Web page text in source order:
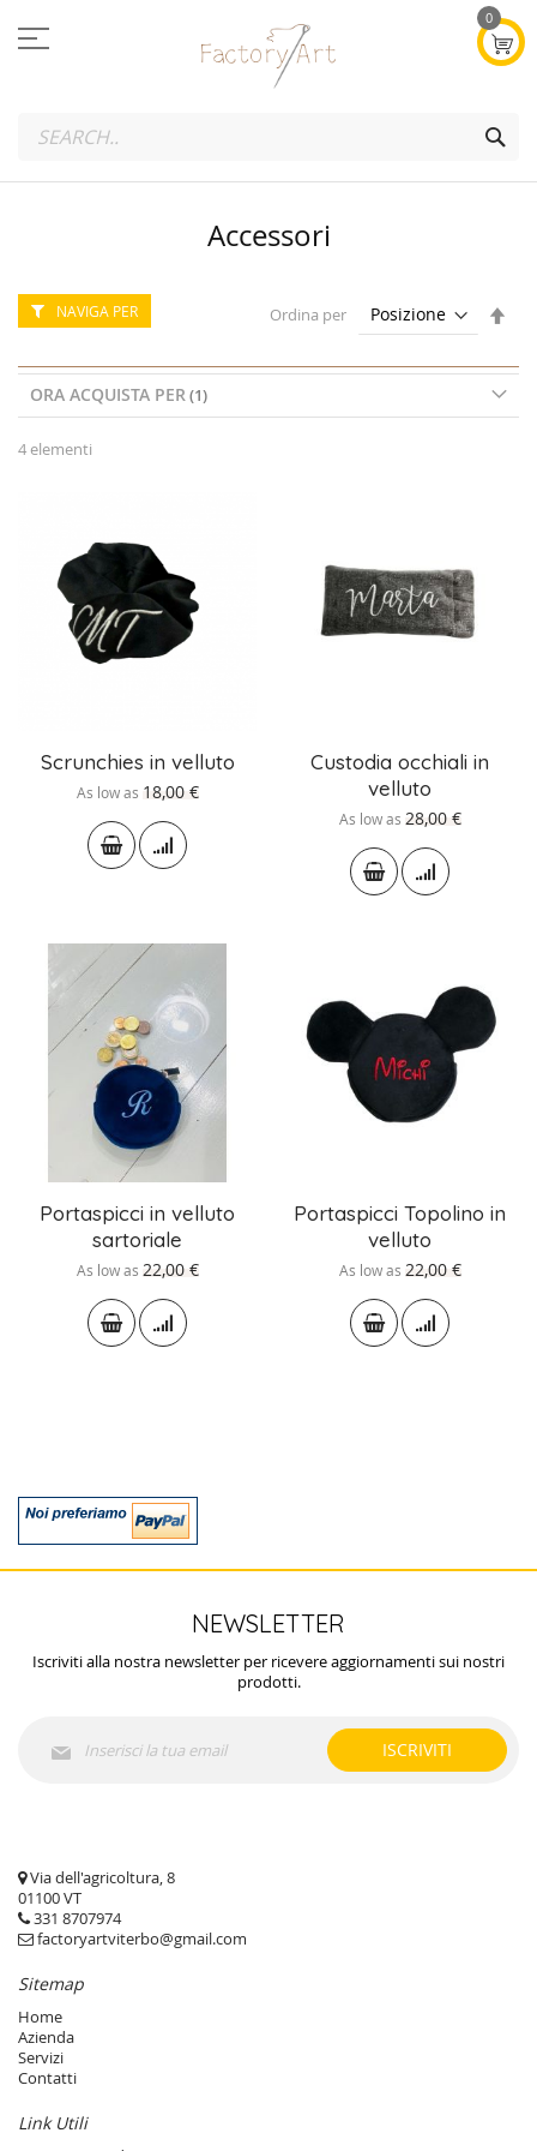
al
contenuto
0
Accessori
4 elementi
Ordina per
Scrunchies in velluto
As low as 18,00 €
Custodia occhiali in
velluto
As low as 28,00 €
Portaspicci in velluto
sartoriale
As low as 22,00 €
Portaspicci Topolino in
velluto
As low as 22,00 €
NAVIGA PER
ORA ACQUISTA PER
NEWSLETTER
Iscriviti alla nostra newsletter per ricevere aggiornamenti sui nostri
prodotti.
alla
ISCRIVITI
Via dell'agricoltura, 8
01100 VT
331 8707974
factoryartviterbo@gmail.com
Sitemap
Home
Azienda
Servizi
Contatti
Link Utili